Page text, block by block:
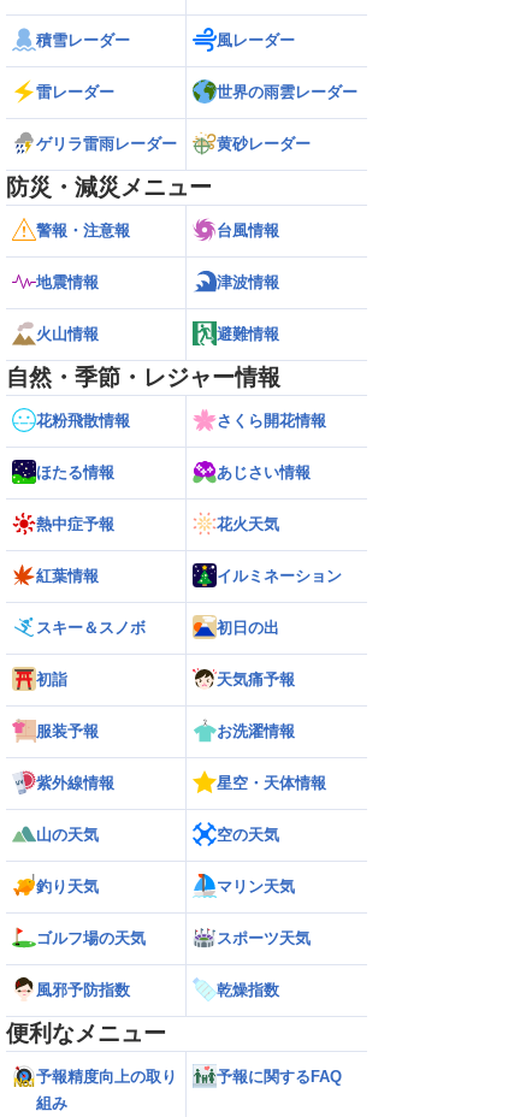
積雪レーダー 風レーダー
雷レーダー 世界の雨雲レーダー
ゲリラ雷雨レーダー 黄砂レーダー
防災・減災メニュー
警報・注意報 台風情報
地震情報 津波情報
火山情報 避難情報
自然・季節・レジャー情報
花粉飛散情報 さくら開花情報
ほたる情報 あじさい情報
熱中症予報 花火天気
紅葉情報 イルミネーション
スキー＆スノボ 初日の出
初詣 天気痛予報
服装予報 お洗濯情報
紫外線情報 星空・天体情報
山の天気 空の天気
釣り天気 マリン天気
ゴルフ場の天気 スポーツ天気
風邪予防指数 乾燥指数
便利なメニュー
予報精度向上の取り
組み
予報に関するFAQ